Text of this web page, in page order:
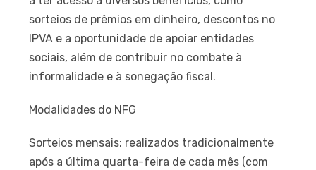
sorteios de prêmios em dinheiro, descontos no
IPVA e a oportunidade de apoiar entidades
sociais, além de contribuir no combate à
informalidade e à sonegação fiscal.
Modalidades do NFG
Sorteios mensais: realizados tradicionalmente
após a última quarta-feira de cada mês (com